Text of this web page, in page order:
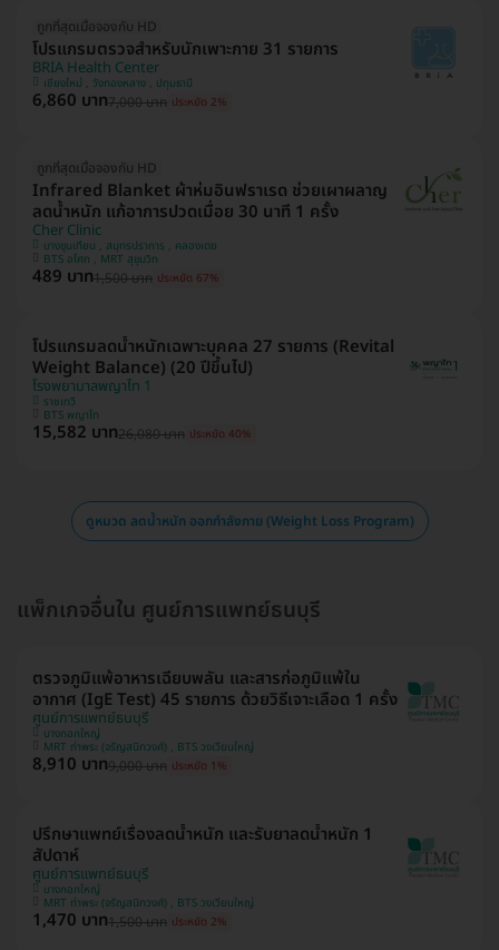
ถูกที่สุดเมื่อจองกับ HD
โปรแกรมตรวจสำหรับนักเพาะกาย 31 รายการ
BRIA Health Center
เชียงใหม่ , วังทองหลาง , ปทุมธานี
6,860 บาท7,000 บาท ประหยัด 2%
ถูกที่สุดเมื่อจองกับ HD
Infrared Blanket ผ้าห่มอินฟราเรด ช่วยเผาผลาญ
ลดน้ำหนัก แก้อาการปวดเมื่อย 30 นาที 1 ครั้ง
Cher Clinic
บางขุนเทียน , สมุทรปราการ , คลองเตย
BTS อโศก , MRT สุขุมวิท
489 บาท1,500 บาท ประหยัด 67%
โปรแกรมลดน้ำหนักเฉพาะบุคคล 27 รายการ (Revital
Weight Balance) (20 ปีขึ้นไป)
โรงพยาบาลพญาไท 1
ราชเทวี
BTS พญาไท
15,582 บาท26,080 บาท ประหยัด 40%
ดูหมวด ลดน้ำหนัก ออกกำลังกาย (Weight Loss Program)
แพ็กเกจอื่นใน ศูนย์การแพทย์ธนบุรี
ตรวจภูมิแพ้อาหารเฉียบพลัน และสารก่อภูมิแพ้ใน
อากาศ (IgE Test) 45 รายการ ด้วยวิธีเจาะเลือด 1 ครั้ง
ศูนย์การแพทย์ธนบุรี
บางกอกใหญ่
MRT ท่าพระ (จรัญสนิทวงศ์) , BTS วงเวียนใหญ่
8,910 บาท9,000 บาท ประหยัด 1%
ปรึกษาแพทย์เรื่องลดน้ำหนัก และรับยาลดน้ำหนัก 1
สัปดาห์
ศูนย์การแพทย์ธนบุรี
บางกอกใหญ่
MRT ท่าพระ (จรัญสนิทวงศ์) , BTS วงเวียนใหญ่
1,470 บาท1,500 บาท ประหยัด 2%